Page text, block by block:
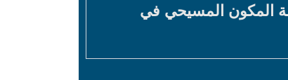
المكون المسيحي في